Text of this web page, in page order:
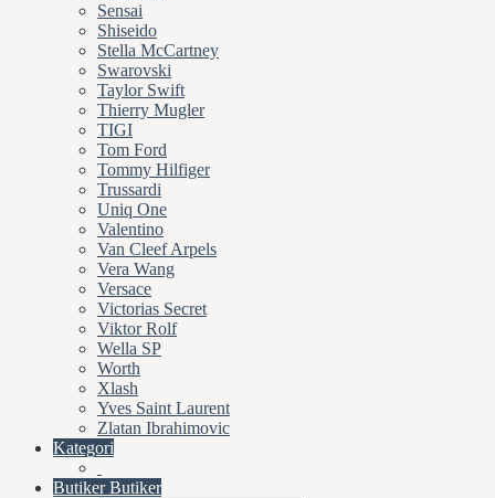
Sensai
Shiseido
Stella McCartney
Swarovski
Taylor Swift
Thierry Mugler
TIGI
Tom Ford
Tommy Hilfiger
Trussardi
Uniq One
Valentino
Van Cleef Arpels
Vera Wang
Versace
Victorias Secret
Viktor Rolf
Wella SP
Worth
Xlash
Yves Saint Laurent
Zlatan Ibrahimovic
Kategori
ButikerButiker